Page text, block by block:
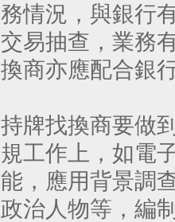
務情況，與銀行
交易抽查，業務
換商亦應配合銀
持牌找換商要做
規工作上，如電
能，應用背景調
政治人物等，編